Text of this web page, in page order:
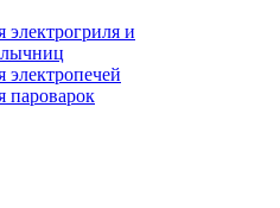
электрогриля и
электропечей
пароварок